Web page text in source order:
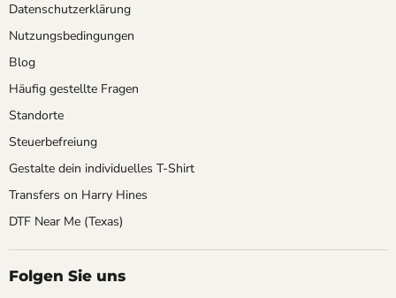
Datenschutzerklärung
Nutzungsbedingungen
Blog
Häufig gestellte Fragen
Standorte
Steuerbefreiung
Gestalte dein individuelles T-Shirt
Transfers on Harry Hines
DTF Near Me (Texas)
Folgen Sie uns